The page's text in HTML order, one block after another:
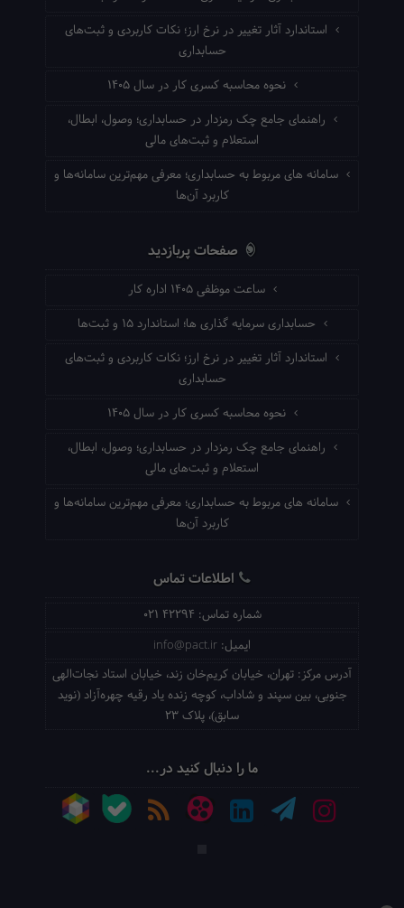
استاندارد آثار تغییر در نرخ ارز؛ نکات کاربردی و ثبت‌های
حسابداری
نحوه محاسبه کسری کار در سال ۱۴۰۵
راهنمای جامع چک رمزدار در حسابداری؛ وصول، ابطال،
استعلام و ثبت‌های مالی
سامانه های مربوط به حسابداری؛ معرفی مهم‌ترین سامانه‌ها و
کاربرد آن‌ها
صفحات پربازدید
ساعت موظفی ۱۴۰۵ اداره کار
حسابداری سرمایه گذاری ها؛ استاندارد ۱۵ و ثبت‌ها
استاندارد آثار تغییر در نرخ ارز؛ نکات کاربردی و ثبت‌های
حسابداری
نحوه محاسبه کسری کار در سال ۱۴۰۵
راهنمای جامع چک رمزدار در حسابداری؛ وصول، ابطال،
استعلام و ثبت‌های مالی
سامانه های مربوط به حسابداری؛ معرفی مهم‌ترین سامانه‌ها و
کاربرد آن‌ها
اطلاعات تماس
شماره تماس: 021 42294
ایمیل: info@pact.ir
آدرس مرکز: تهران، خیابان کریم‌خان زند، خیابان استاد نجات‌الهی
جنوبی، بین سپند و شاداب، کوچه زنده یاد رقیه چهره‌آزاد (نوید
سابق)، پلاک 23
ما را دنبال کنید در...